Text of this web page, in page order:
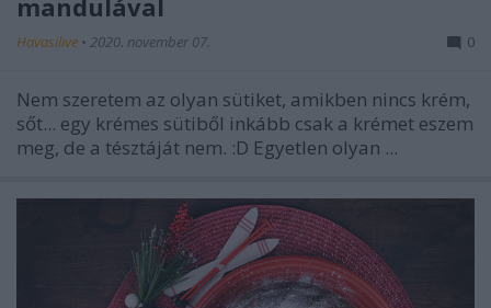
Havasilive • 2020. november 07. 0
Nem szeretem az olyan sütiket, amikben nincs krém,
sőt... egy krémes sütiből inkább csak a krémet eszem
meg, de a tésztáját nem. :D Egyetlen olyan ...